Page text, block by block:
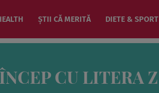
ȘTII CĂ MERITĂ DIETE & SPORT
CU LITERA Z